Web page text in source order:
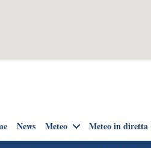
News Meteo Meteo in diretta